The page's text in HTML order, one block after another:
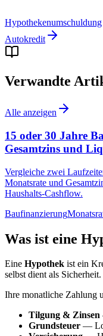
Hypothekenumschuldung
Autokredit
Verwandte
Alle anzeigen
15 oder 30 Jahre
Gesamtzins und
Vergleiche zwei
Monatsrate und
Haushalts-Cashflow.
Baufinanzierung
Was ist eine
Eine Hypothek ist ein
selbst dient als Sicherheit.
Ihre monatliche Zahlung
Tilgung & Zinsen
Grundsteuer —